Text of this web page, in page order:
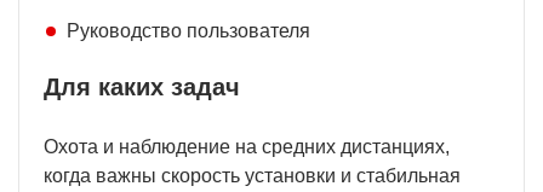
Руководство пользователя
Для каких задач
Охота и наблюдение на средних дистанциях,
когда важны скорость установки и стабильная